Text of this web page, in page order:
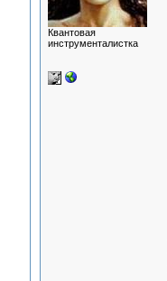
Квантовая
инструменталистка